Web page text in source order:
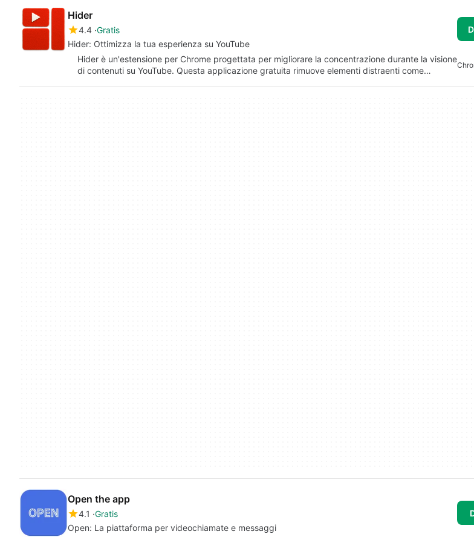
Hider
4.4 Gratis
Hider: Ottimizza la tua esperienza su YouTube
Hider è un'estensione per Chrome progettata per migliorare la concentrazione durante la visione
di contenuti su YouTube. Questa applicazione gratuita rimuove elementi distraenti come…
Open the app
4.1 Gratis
Open: La piattaforma per videochiamate e messaggi